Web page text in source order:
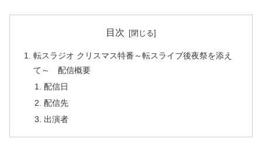
目次
転スラジオ クリスマス特番～転スライブ後夜祭を添え
て～ 配信概要
配信日
配信先
出演者